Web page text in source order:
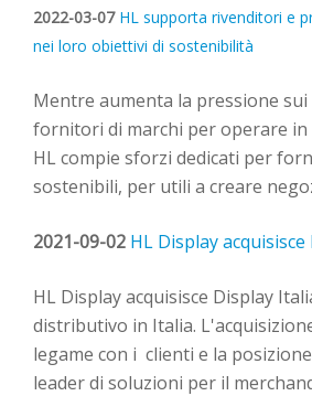
2022-03-07 HL supporta rivenditori e p
nei loro obiettivi di sostenibilità
Mentre aumenta la pressione
fornitori di marchi per operare in
HL compie sforzi dedicati per
sostenibili, per utili a creare
2021-09-02 HL Display acquisisce
HL Display acquisisce Display
distributivo in Italia.
legame con i clienti e la
leaderdi soluzioni per il